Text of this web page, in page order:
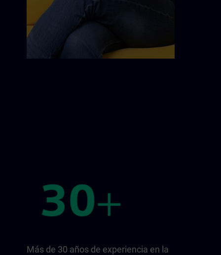
Más de 30 años de experiencia en la